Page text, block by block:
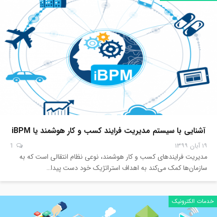
آشنایی با سیستم مدیریت فرایند کسب و کار هوشمند یا iBPM
۱۹ آبان ۱۳۹۹
مدیریت فرایندهای کسب و کار هوشمند، نوعی نظام انتقالی است که به
سازمان‌ها کمک می‌کند به اهداف استراتژیک خود دست پیدا…
خدمات الکترونیک